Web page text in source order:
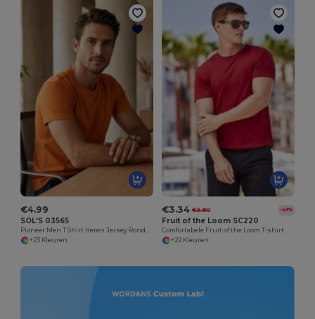
€4.99
SOL'S 03565
+23 Kleuren
€3.34 €5.80 -43%
Fruit of the Loom SC220
Comfortabele Fruit of the Loom T-shirt
+22 Kleuren